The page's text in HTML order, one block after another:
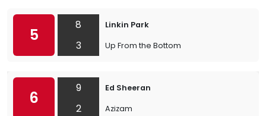
5
8
3
Linkin Park
Up From the Bottom
6
9
2
Ed Sheeran
Azizam